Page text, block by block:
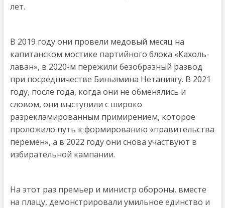
лет.
В 2019 году они провели медовый месяц на
капитанском мостике партийного блока «Кахоль-
лаван», в 2020-м пережили безобразный развод
при посредничестве Биньямина Нетаниягу. В 2021
году, после года, когда они не обменялись и
словом, они выступили с широко
разрекламированным примирением, которое
проложило путь к формированию «правительства
перемен», а в 2022 году они снова участвуют в
избирательной кампании.
На этот раз премьер и министр обороны, вместе
на плацу, демонстрировали умильное единство и